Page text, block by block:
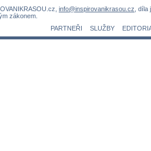
info@inspirovanikrasou.cz ,
zákonem.
PARTNEŘI
SLUŽBY